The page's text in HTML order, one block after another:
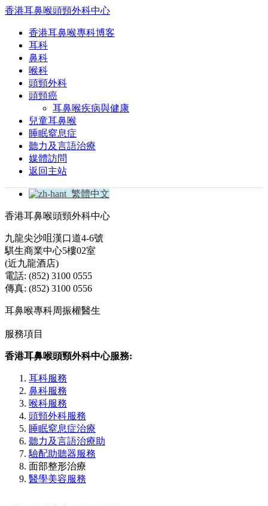
香港耳鼻喉頭頸外科中心
香港耳鼻喉專科博客
耳科
鼻科
喉科
頭頸外科
頭頸癌
耳鼻喉疾病與健康
兒童耳鼻喉
睡眠窒息症
聽力及言語治療
媒體訪問
返回主站
繁體中文
香港耳鼻喉頭頸外科中心
九龍尖沙咀漢口道4-6號
騏生商業中心5樓02室
(近九龍酒店)
電話: (852) 3100 0555
傳真: (852) 3100 0556
耳鼻喉專科周振權醫生
服務項目
香港耳鼻喉頭頸外科中心服務:
耳科服務
鼻科服務
喉科服務
頭頸外科服務
睡眠窒息症治療
聽力及言語治療助
驗配助聽器服務
面部整形治療
醫學美容服務